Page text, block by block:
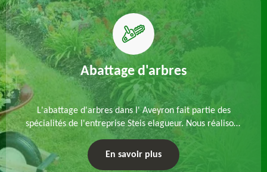
Abattage d'arbres
L'abattage d'arbres dans l' Aveyron fait partie des
spécialités de l'entreprise Steis elagueur. Nous réalisons
un abattage direct ou par démontage, tenant compte
des particularités du site et des végétaux.
En savoir plus